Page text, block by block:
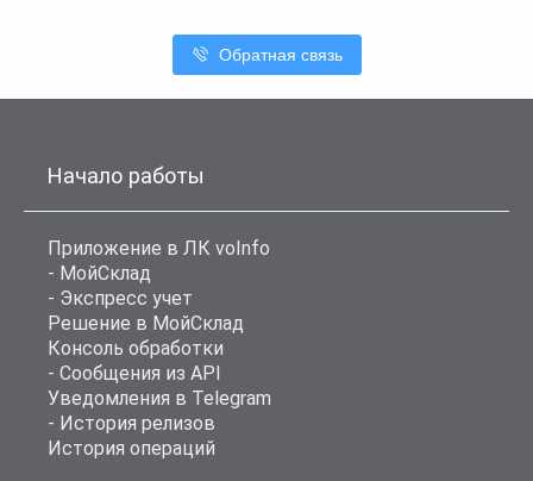
Обратная связь
Начало работы
Приложение в ЛК voInfo
- МойСклад
- Экспресс учет
Решение в МойСклад
Консоль обработки
- Сообщения из API
Уведомления в Telegram
- История релизов
История операций